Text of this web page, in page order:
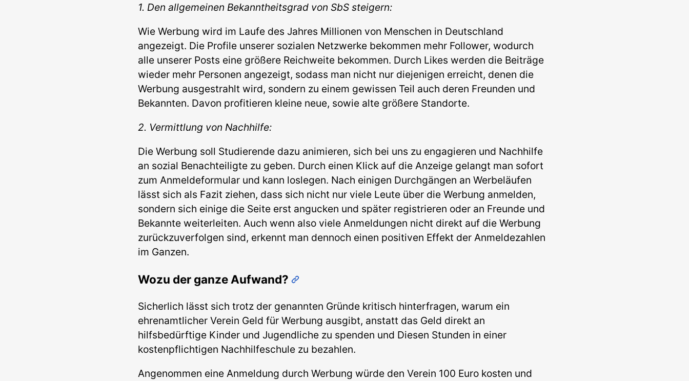
1. Den allgemeinen Bekanntheitsgrad von SbS steigern:
Wie Werbung wird im Laufe des Jahres Millionen von Menschen in Deutschland
angezeigt. Die Profile unserer sozialen Netzwerke bekommen mehr Follower, wodurch
alle unserer Posts eine größere Reichweite bekommen. Durch Likes werden die Beiträge
wieder mehr Personen angezeigt, sodass man nicht nur diejenigen erreicht, denen die
Werbung ausgestrahlt wird, sondern zu einem gewissen Teil auch deren Freunden und
Bekannten. Davon profitieren kleine neue, sowie alte größere Standorte.
2. Vermittlung von Nachhilfe:
Die Werbung soll Studierende dazu animieren, sich bei uns zu engagieren und Nachhilfe
an sozial Benachteiligte zu geben. Durch einen Klick auf die Anzeige gelangt man sofort
zum Anmeldeformular und kann loslegen. Nach einigen Durchgängen an Werbeläufen
lässt sich als Fazit ziehen, dass sich nicht nur viele Leute über die Werbung anmelden,
sondern sich einige die Seite erst angucken und später registrieren oder an Freunde und
Bekannte weiterleiten. Auch wenn also viele Anmeldungen nicht direkt auf die Werbung
zurückzuverfolgen sind, erkennt man dennoch einen positiven Effekt der Anmeldezahlen
im Ganzen.
Wozu der ganze Aufwand?
Sicherlich lässt sich trotz der genannten Gründe kritisch hinterfragen, warum ein
ehrenamtlicher Verein Geld für Werbung ausgibt, anstatt das Geld direkt an
hilfsbedürftige Kinder und Jugendliche zu spenden und Diesen Stunden in einer
kostenpflichtigen Nachhilfeschule zu bezahlen.
Angenommen eine Anmeldung durch Werbung würde den Verein 100 Euro kosten und